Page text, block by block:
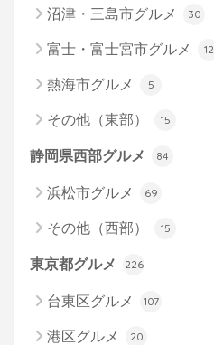
沼津・三島市グルメ 30
富士・富士宮市グルメ 12
熱海市グルメ 5
その他（東部） 15
静岡県西部グルメ 84
浜松市グルメ 69
その他（西部） 15
東京都グルメ 226
台東区グルメ 107
港区グルメ 20